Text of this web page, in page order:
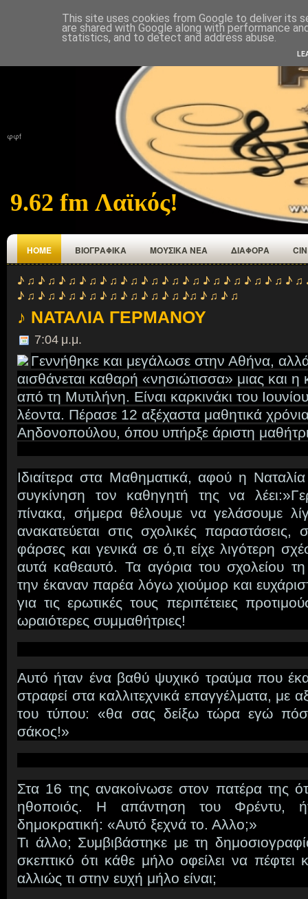
ΠΟΙΟΙ ΕΜΑΣΤΕ ΑΝΑΜΕΤΑΔΟΤΕΣ ΕΠΙΚΟΙΝΩΝΙΑ
φφf
9.62 fm Λαϊκός!
HOME ΒΙΟΓΡΑΦΙΚΑ ΜΟΥΣΙΚΑ ΝΕΑ ΔΙΑΦΟΡΑ
♪ ♫ ♪ ♫ ♪ ♫ ♪ ♫ ♪ ♫ ♪ ♫ ♪ ♫ ♪ ♫ ♪ ♫ ♪ ♫ ♪ ♫ ♪ ♫ ♪ ♫ ♪
♪ ♫ ♪ ♫ ♪ ♫ ♪ ♫ ♪ ♫ ♪ ♫ ♪ ♫ ♪ ♫ ♪♫ ♪ ♫ ♪ ♫
♪ ΝΑΤΑΛΙΑ ΓΕΡΜΑΝΟΥ
7:04 μ.μ.
Γεννήθηκε και μεγάλωσε στην Αθήνα,
αισθάνεται καθαρή «νησιώτισσα» μιας και η
από τη Μυτιλήνη. Είναι καρκινάκι του
λέοντα. Πέρασε 12 αξέχαστα μαθητικά
Αηδονοπούλου, όπου υπήρξε άριστη
Ιδιαίτερα στα Μαθηματικά, αφού η
συγκίνηση τον καθηγητή της να
πίνακα, σήμερα θέλουμε να γελάσουμε
ανακατεύεται στις σχολικές παραστάσεις,
φάρσες και γενικά σε ό,τι είχε λιγότερη
αυτά καθεαυτό. Τα αγόρια του σχολείου
την έκαναν παρέα λόγω χιούμορ και
για τις ερωτικές τους περιπέτειες
ωραιότερες συμμαθήτριες!
Αυτό ήταν ένα βαθύ ψυχικό τραύμα που
στραφεί στα καλλιτεχνικά επαγγέλματα, με
του τύπου: «θα σας δείξω τώρα εγώ
σάκος!»
Στα 16 της ανακοίνωσε στον πατέρα της
ηθοποιός. Η απάντηση του Φρέντυ,
δημοκρατική: «Αυτό ξεχνά το. Αλλο;»
Τι άλλο; Συμβιβάστηκε με τη
σκεπτικό ότι κάθε μήλο οφείλει να
αλλιώς τι στην ευχή μήλο είναι;
This site uses cookies from Google to deliver its
are shared with Google along with performance
statistics, and to detect and address abuse.